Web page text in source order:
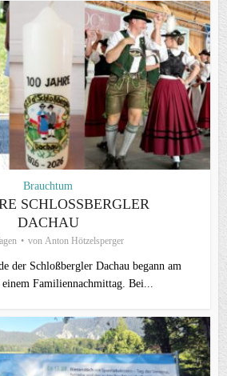
Brauchtum
SCHLOSSBERGLER D
ACHAU
von Anton Hötzelsperger
der Schloßbergler Dachau begann am
einem Familiennachmittag. Bei...